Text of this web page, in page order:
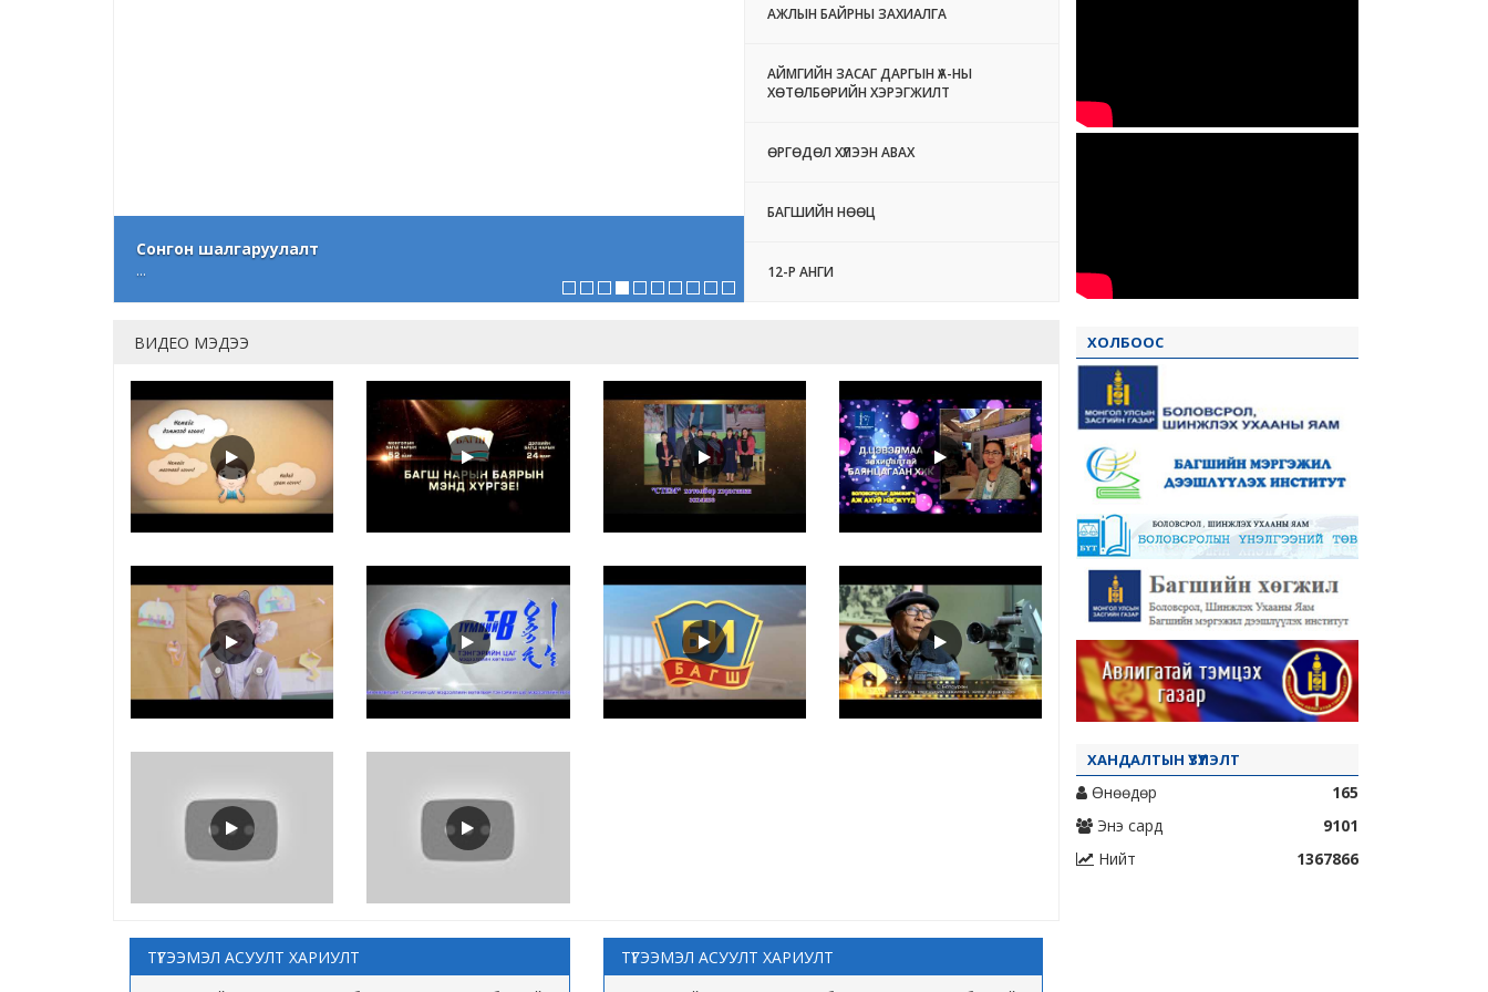
Сонгон шалгаруулалт
...
АЖЛЫН БАЙРНЫ ЗАХИАЛГА
АЙМГИЙН ЗАСАГ ДАРГЫН ҮА-НЫ
ХӨТӨЛБӨРИЙН ХЭРЭГЖИЛТ
ӨРГӨДӨЛ ХҮЛЭЭН АВАХ
БАГШИЙН НӨӨЦ
12-Р АНГИ
ВИДЕО МЭДЭЭ
ТҮГЭЭМЭЛ АСУУЛТ ХАРИУЛТ
ТҮГЭЭМЭЛ АСУУЛТ ХАРИУЛТ
ХОЛБООС
ХАНДАЛТЫН ҮЗҮҮЛЭЛТ
Өнөөдөр
165
Энэ сард
9101
Нийт
1367866